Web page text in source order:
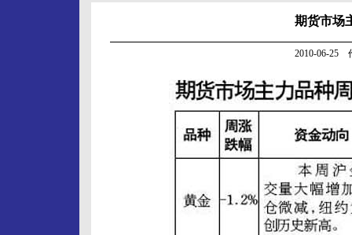
期货市场
2010-06-25